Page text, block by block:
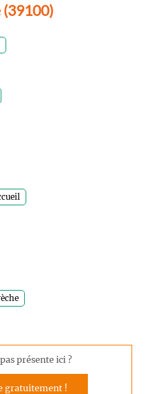
(39100)
présente ici ?
gratuitement !